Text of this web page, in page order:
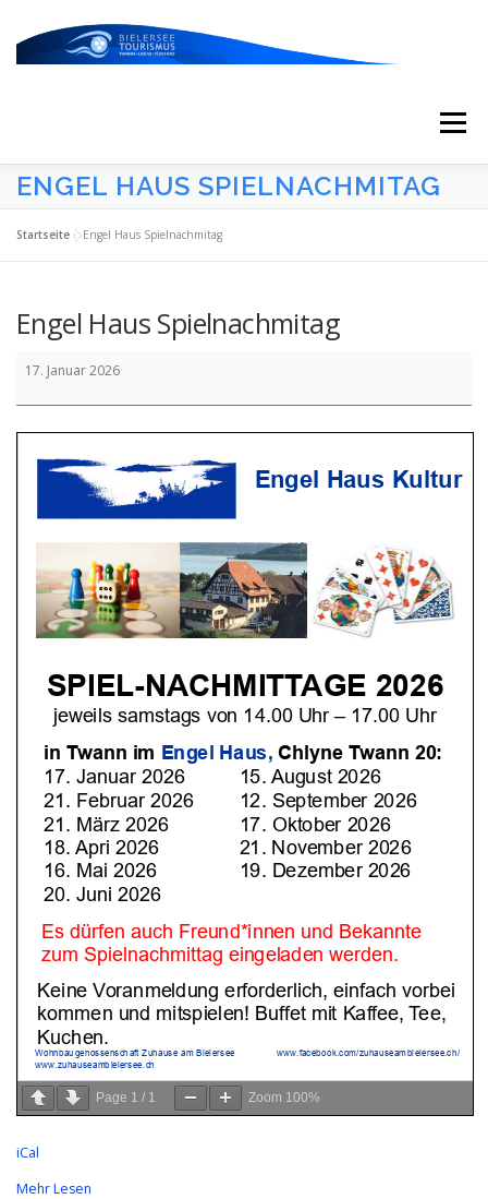
Menü
ESSEN/TRINKEN/SCHLAFEN
ENGEL HAUS SPIELNACHMITAG
Startseite »Engel Haus Spielnachmitag
Engel Haus Spielnachmitag
Haus
Spielnachmitag
17. Januar 2026
Page 1 / 1 Zoom 100%
iCal
Mehr Lesen